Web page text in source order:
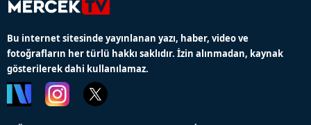
Bu internet sitesinde yayınlanan yazı, haber, video ve
fotoğrafların her türlü hakkı saklıdır. İzin alınmadan, kaynak
gösterilerek dahi kullanılamaz.